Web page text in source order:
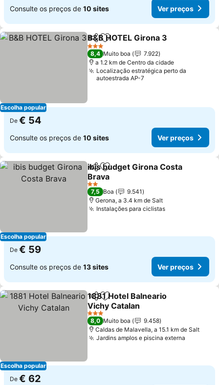
Consulte os preços de 10 sites Ver preços
Escolha popular
PartilharAdicionar aos favoritos
B&B HOTEL Girona 3
3 Estrelas
8,4 Muito boa
7.922
a 1.2 km de Centro da cidade
Localização estratégica perto da
autoestrada AP-7
De € 54
Consulte os preços de 10 sites Ver preços
Escolha popular
PartilharAdicionar aos favoritos
ibis budget Girona Costa
Brava
Ver preços
2 Estrelas
7,5 Boa
9.541
Gerona, a 3.4 km de Salt
Instalações para ciclistasVer preços
De € 59
Consulte os preços de 13 sites Ver preços
Escolha popular
PartilharAdicionar aos favoritos
1881 Hotel Balneario
Vichy Catalan
Ver preços
3 Estrelas
8,0 Muito boa
9.458
Caldas de Malavella, a 15.1 km de Salt
Jardins amplos e piscina externa
De € 62